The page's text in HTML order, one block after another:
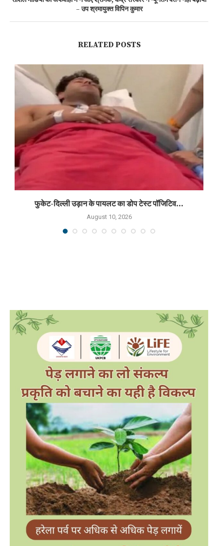
– उप श्रमायुक्त विपिन कुमार
RELATED POSTS
फुकेट-दिल्ली उड़ान के पायलट का डोप टेस्ट पॉजिटिव...
August 10, 2026